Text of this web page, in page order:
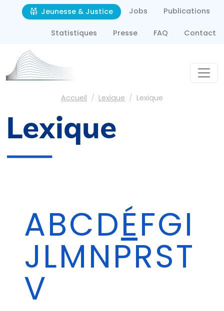
Aller au contenu principal
Second navigation
Jeunesse & Justice Jobs Publications
Statistiques Presse FAQ Contact
Fil d'Ariane
Accueil Lexique Lexique
Lexique
ABCDÉFGI
JLMNPRST
V